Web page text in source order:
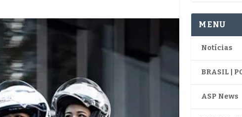
MENU
Notícias
BRASIL |
ASP News